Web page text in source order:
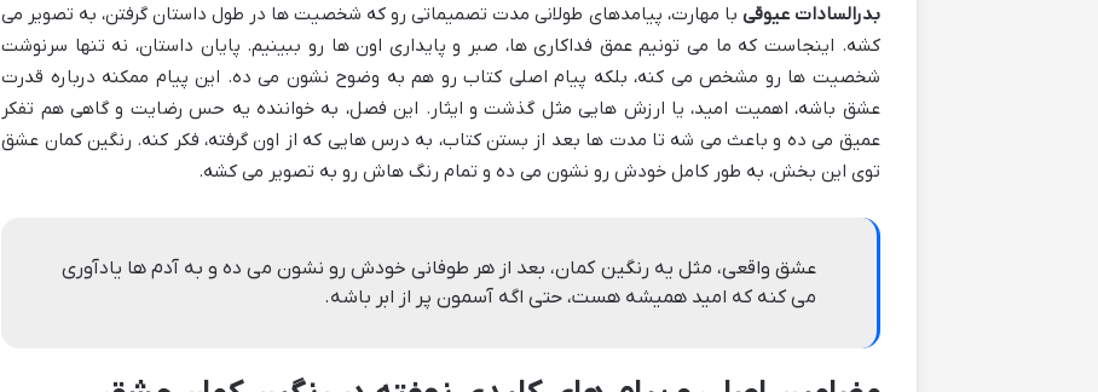
بدرالسادات عیوقی با مهارت، پیامدهای طولانی مدت تصمیماتی رو که شخصیت ها در طول داستان گرفتن، به تصویر می
کشه. اینجاست که ما می تونیم عمق فداکاری ها، صبر و پایداری اون ها رو ببینیم. پایان داستان، نه تنها سرنوشت
شخصیت ها رو مشخص می کنه، بلکه پیام اصلی کتاب رو هم به وضوح نشون می ده. این پیام ممکنه درباره قدرت
عشق باشه، اهمیت امید، یا ارزش هایی مثل گذشت و ایثار. این فصل، به خواننده یه حس رضایت و گاهی هم تفکر
عمیق می ده و باعث می شه تا مدت ها بعد از بستن کتاب، به درس هایی که از اون گرفته، فکر کنه. رنگین کمان عشق
توی این بخش، به طور کامل خودش رو نشون می ده و تمام رنگ هاش رو به تصویر می کشه.
عشق واقعی، مثل یه رنگین کمان، بعد از هر طوفانی خودش رو نشون می ده و به آدم ها یادآوری
می کنه که امید همیشه هست، حتی اگه آسمون پر از ابر باشه.